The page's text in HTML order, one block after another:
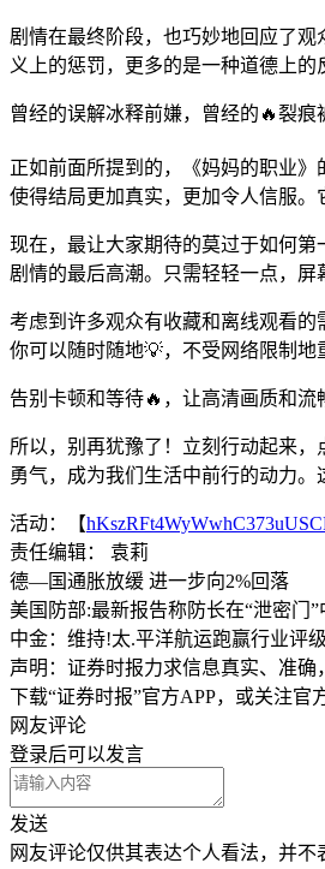
剧情在最终阶段，也巧妙地回应了
义上的惩罚，更多的是一种道德上
曾经的误解冰释前嫌，曾经的🔥裂
正如前面所提到的，《妈妈的职业
使得结局更加真实，更加令人信服。
现在，最让大家期待的莫过于如何
剧情的最后高潮。只需轻轻一点，
考虑到许多观众有收藏和离线观看
你可以随时随地💡，不受网络限制地
告别卡顿和等待🔥，让高清画质和流
所以，别再犹豫了！立刻行动起来
勇气，成为我们生活中前行的动力。
活动：【
责任编辑： 袁莉
德—国通胀放缓 进一步向2%回落
美国防部:最新报告称防长在“泄密门
中金：维持!太.平洋航运跑赢行业评
声明：证券时报力求信息真实、准
下载“证券时报”官方APP，或关注官
网友评论
登录后可以发言
发送
网友评论仅供其表达个人看法，并不